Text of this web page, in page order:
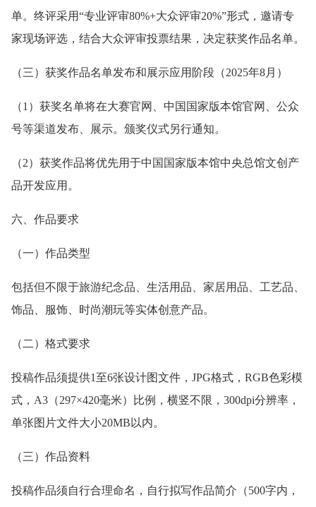
单。终评采用“专业评审80%+大众评审20%”形式，邀请专
家现场评选，结合大众评审投票结果，决定获奖作品名单。
（三）获奖作品名单发布和展示应用阶段（2025年8月）
（1）获奖名单将在大赛官网、中国国家版本馆官网、公众
号等渠道发布、展示。颁奖仪式另行通知。
（2）获奖作品将优先用于中国国家版本馆中央总馆文创产
品开发应用。
六、作品要求
（一）作品类型
包括但不限于旅游纪念品、生活用品、家居用品、工艺品、
饰品、服饰、时尚潮玩等实体创意产品。
（二）格式要求
投稿作品须提供1至6张设计图文件，JPG格式，RGB色彩模
式，A3（297×420毫米）比例，横竖不限，300dpi分辨率，
单张图片文件大小20MB以内。
（三）作品资料
投稿作品须自行合理命名，自行拟写作品简介（500字内，